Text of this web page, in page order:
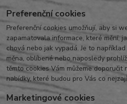
Preferenční cookies
Preferenční cookies umožňují, aby si
zapamatovala informace, které mění,
chová nebo jak vypadá. Je to
měna, oblíbené nebo naposledy
těmto cookies Vám můžeme doporučit
nabídky, které budou pro Vás co
Marketingové cookies